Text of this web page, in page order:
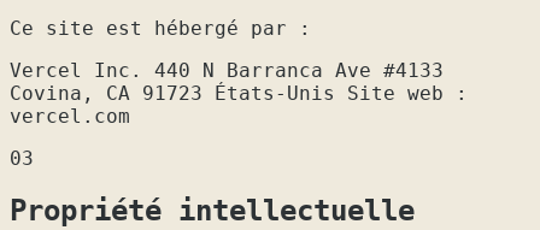
Ce site est hébergé par :
Vercel Inc. 440 N Barranca Ave #4133
Covina, CA 91723 États-Unis Site web :
vercel.com
03
Propriété intellectuelle